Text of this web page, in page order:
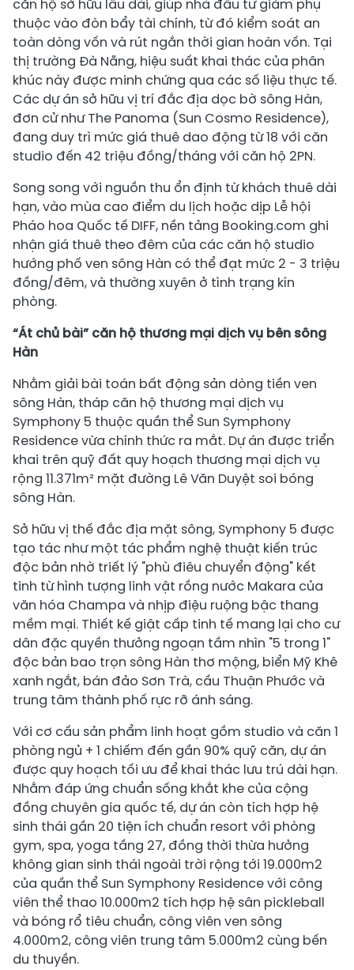
căn hộ sở hữu lâu dài, giúp nhà đầu tư giảm phụ
thuộc vào đòn bẩy tài chính, từ đó kiểm soát an
toàn dòng vốn và rút ngắn thời gian hoàn vốn. Tại
thị trường Đà Nẵng, hiệu suất khai thác của phân
khúc này được minh chứng qua các số liệu thực tế.
Các dự án sở hữu vị trí đắc địa dọc bờ sông Hàn,
đơn cử như The Panoma (Sun Cosmo Residence),
đang duy trì mức giá thuê dao động từ 18 với căn
studio đến 42 triệu đồng/tháng với căn hộ 2PN.
Song song với nguồn thu ổn định từ khách thuê dài
hạn, vào mùa cao điểm du lịch hoặc dịp Lễ hội
Pháo hoa Quốc tế DIFF, nền tảng Booking.com ghi
nhận giá thuê theo đêm của các căn hộ studio
hướng phố ven sông Hàn có thể đạt mức 2 - 3 triệu
đồng/đêm, và thường xuyên ở tình trạng kín
phòng.
“Át chủ bài” căn hộ thương mại dịch vụ bên sông
Hàn
Nhằm giải bài toán bất động sản dòng tiền ven
sông Hàn, tháp căn hộ thương mại dịch vụ
Symphony 5 thuộc quần thể Sun Symphony
Residence vừa chính thức ra mắt. Dự án được triển
khai trên quỹ đất quy hoạch thương mại dịch vụ
rộng 11.371m² mặt đường Lê Văn Duyệt soi bóng
sông Hàn.
Sở hữu vị thế đắc địa mặt sông, Symphony 5 được
tạo tác như một tác phẩm nghệ thuật kiến trúc
độc bản nhờ triết lý "phù điêu chuyển động" kết
tinh từ hình tượng linh vật rồng nước Makara của
văn hóa Champa và nhịp điệu ruộng bậc thang
mềm mại. Thiết kế giật cấp tinh tế mang lại cho cư
dân đặc quyền thưởng ngoạn tầm nhìn "5 trong 1"
độc bản bao trọn sông Hàn thơ mộng, biển Mỹ Khê
xanh ngắt, bán đảo Sơn Trà, cầu Thuận Phước và
trung tâm thành phố rực rỡ ánh sáng.
Với cơ cấu sản phẩm linh hoạt gồm studio và căn 1
phòng ngủ + 1 chiếm đến gần 90% quỹ căn, dự án
được quy hoạch tối ưu để khai thác lưu trú dài hạn.
Nhằm đáp ứng chuẩn sống khắt khe của cộng
đồng chuyên gia quốc tế, dự án còn tích hợp hệ
sinh thái gần 20 tiện ích chuẩn resort với phòng
gym, spa, yoga tầng 27, đồng thời thừa hưởng
không gian sinh thái ngoài trời rộng tới 19.000m2
của quần thể Sun Symphony Residence với công
viên thể thao 10.000m2 tích hợp hệ sân pickleball
và bóng rổ tiêu chuẩn, công viên ven sông
4.000m2, công viên trung tâm 5.000m2 cùng bến
du thuyền.​